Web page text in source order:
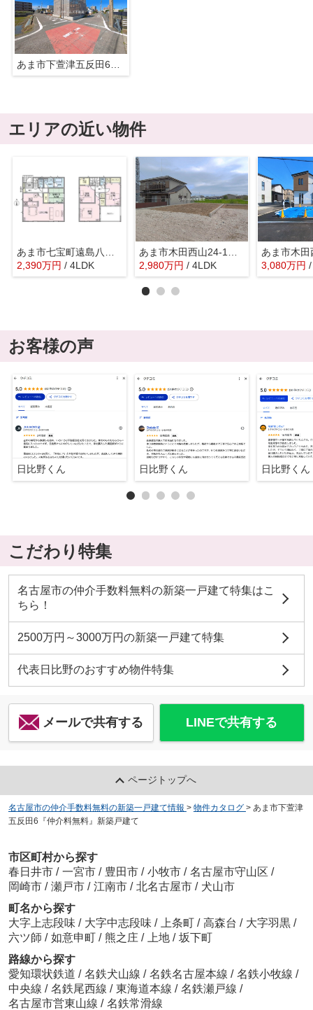
あま市下萱津五反田6『仲介料無料』新築戸建て
エリアの近い物件
2,390万円 / 4LDK
2,980万円 / 4LDK 3,080万円
お客様の声
日比野くん 日比野くん 日比野くん
こだわり特集
名古屋市の仲介手数料無料の新築一戸建て特集はこ
ちら！
2500万円～3000万円の新築一戸建て特集
代表日比野のおすすめ物件特集
メールで共有する LINEで共有する
ページトップへ
名古屋市の仲介手数料無料の新築一戸建て情報 > 物件カタログ > あま市下萱津
五反田6『仲介料無料』新築戸建て
市区町村から探す
春日井市 / 一宮市 / 豊田市 / 小牧市 / 名古屋市守山区 /
岡崎市 / 瀬戸市 / 江南市 / 北名古屋市 / 犬山市
町名から探す
大字上志段味 / 大字中志段味 / 上条町 / 高森台 / 大字羽黒 /
六ツ師 / 如意申町 / 熊之庄 / 上地 / 坂下町
路線から探す
愛知環状鉄道 / 名鉄犬山線 / 名鉄名古屋本線 / 名鉄小牧線 /
中央線 / 名鉄尾西線 / 東海道本線 / 名鉄瀬戸線 /
名古屋市営東山線 / 名鉄常滑線